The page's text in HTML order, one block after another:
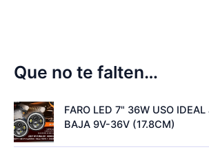
Que no te falten…
FARO LED 7" 36W USO IDEAL
BAJA 9V-36V (17.8CM)